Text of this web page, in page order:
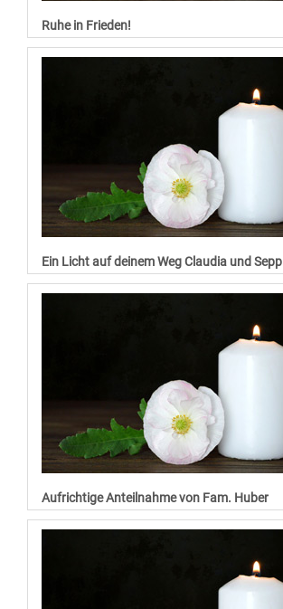
Ruhe in Frieden!
Ein Licht auf deinem Weg Claudia und Sepp
Aufrichtige Anteilnahme von Fam. Huber